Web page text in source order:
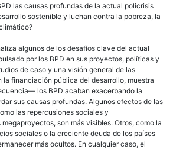
las causas profundas de la actual policrisis
sostenible y luchan contra la pobreza, la
algunos de los desafíos clave del actual
por los BPD en sus proyectos, políticas y
de caso y una visión general de las
la financiación pública del desarrollo, muestra
los BPD acaban exacerbando la
sus causas profundas. Algunos efectos de las
las repercusiones sociales y
son más visibles. Otros, como la
sociales o la creciente deuda de los países
más ocultos. En cualquier caso, el